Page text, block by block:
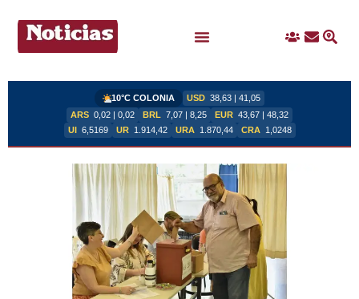
IngresoContacto
10°C COLONIA USD 38,63 | 41,05
ARS 0,02 | 0,02 BRL 7,07 | 8,25 EUR 43,67 | 48,32
UI 6,5169 UR 1.914,42 URA 1.870,44 CRA 1,0248